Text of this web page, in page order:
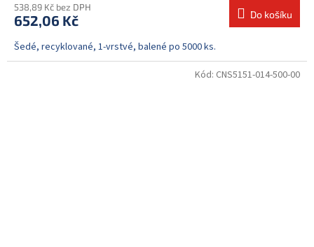
538,89 Kč bez DPH
652,06 Kč Do košíku
Šedé, recyklované, 1-vrstvé, balené po 5000 ks.
Kód: CNS5151-014-500-00